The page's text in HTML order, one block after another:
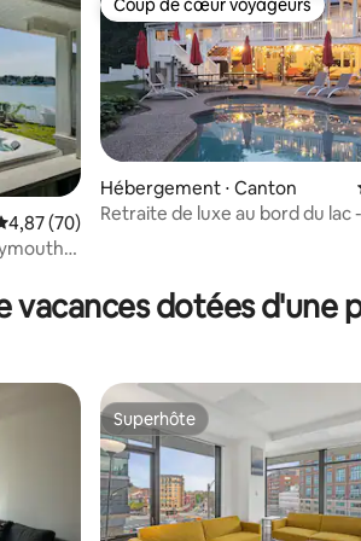
: 4,95 sur 5
moyenne sur la base de 70
4,87 (70)
Coup de cœur voyageurs
Coup de cœur voyageurs
Hébergement ⋅ Canton
Retraite de luxe au bord du lac
vacances dotées d'une
Superhôte
Superhôte